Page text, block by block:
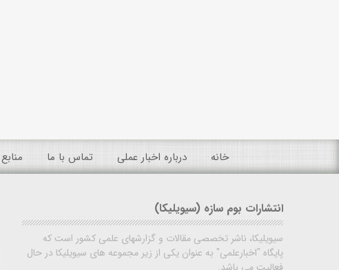
خانه درباره اخبار عملی تماس با ما منابع
انتشارات بوم سازه (سیویلیکا)
سیویلیکا، ناشر تخصصی مقالات و گزارشهای علمی کشور است که
پایگاه "اخبارعلمی" به عنوان یکی از زیر مجموعه های سیویلیکا در حال